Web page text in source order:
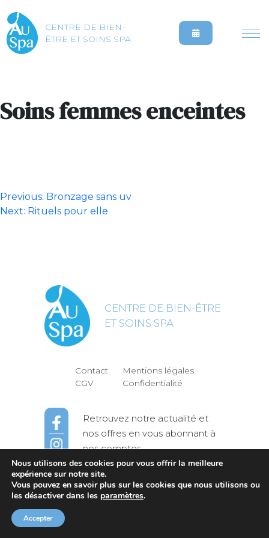
CENTRE DE BIEN-
ÊTRE ET SOINS SPA
Soins femmes enceintes
Navigation
Previous: Bronzage sans uv
Next: Rituels pour elle
CENTRE DE BIEN-ÊTRE
ET SOINS SPA
Contact
CGV
Mentions légales
Confidentialité
Retrouvez notre actualité et
nos offres en vous abonnant à
nos comptes
© AuSpa | Soins & Massages à La Rochelle
Nous utilisons des cookies pour vous offrir la meilleure
expérience sur notre site.
Vous pouvez en savoir plus sur les cookies que nous utilisons ou
les désactiver dans les paramètres.
Accepter